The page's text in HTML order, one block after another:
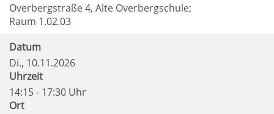
Overbergstraße 4, Alte Overbergschule;
Raum 1.02.03
Datum
Di., 10.11.2026
Uhrzeit
14:15 - 17:30 Uhr
Ort